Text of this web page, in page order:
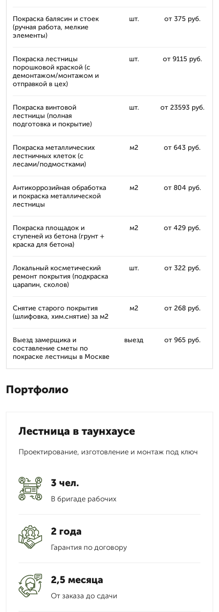
Покраска балясин и стоек
(ручная работа, мелкие
элементы)
шт. от 375 руб.
Покраска лестницы
порошковой краской (с
демонтажом/монтажом и
отправкой в цех)
шт. от 9115 руб.
Покраска винтовой
лестницы (полная
подготовка и покрытие)
шт. от 23593 руб.
Покраска металлических
лестничных клеток (с
лесами/подмостками)
м2 от 643 руб.
Антикоррозийная обработка
и покраска металлической
лестницы
м2 от 804 руб.
Покраска площадок и
ступеней из бетона (грунт +
краска для бетона)
м2 от 429 руб.
Локальный косметический
ремонт покрытия (подкраска
царапин, сколов)
шт. от 322 руб.
Снятие старого покрытия
(шлифовка, хим.снятие) за м2
м2 от 268 руб.
Выезд замерщика и
составление сметы по
покраске лестницы в Москве
выезд от 965 руб.
Портфолио
Лестница в таунхаусе
Проектирование, изготовление и монтаж под ключ
3 чел.
В бригаде рабочих
2 года
Гарантия по договору
2,5 месяца
От заказа до сдачи